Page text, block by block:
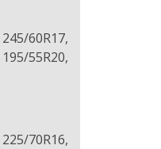
60R17,
55R20,
70R16,